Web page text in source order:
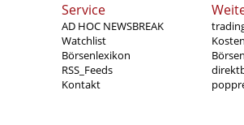
Service
AD HOC NEWSBREAK
Watchlist
Börsenlexikon
RSS_Feeds
Kontakt